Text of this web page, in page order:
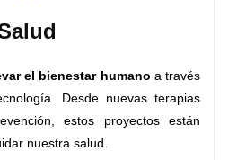
el bienestar humano a través
Desde nuevas terapias
estos proyectos están
nuestra salud.